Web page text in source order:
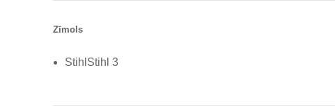
Zīmols
Stihl Stihl 3